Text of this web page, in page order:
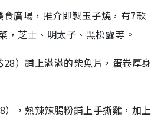
廣場，推介即製玉子燒，有7款
，芝士、明太子、黑松露等。
）鋪上滿滿的柴魚片，蛋卷厚身
），熱辣辣腸粉鋪上手撕雞，加上